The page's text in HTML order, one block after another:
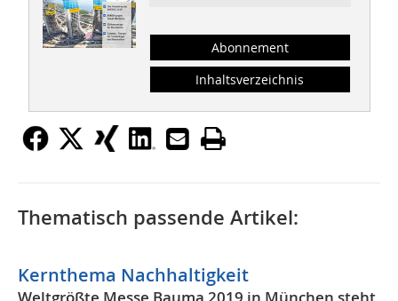
Abonnement
Inhaltsverzeichnis
Thematisch passende Artikel:
Kernthema Nachhaltigkeit